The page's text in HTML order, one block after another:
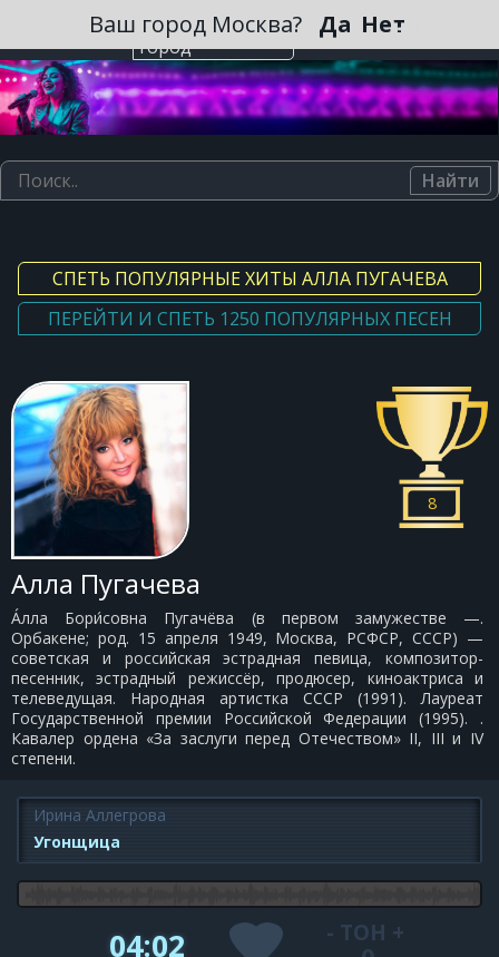
Выберите
город
Ваш город Москва? Да Нет
Найти
СПЕТЬ ПОПУЛЯРНЫЕ ХИТЫ АЛЛА ПУГАЧЕВА
ПЕРЕЙТИ И СПЕТЬ 1250 ПОПУЛЯРНЫХ ПЕСЕН
Алла Пугачева
А́лла Бори́совна Пугачёва (в первом замужестве —.
Орбакене; род. 15 апреля 1949, Москва, РСФСР, СССР) —
советская и российская эстрадная певица, композитор-
песенник, эстрадный режиссёр, продюсер, киноактриса и
телеведущая. Народная артистка СССР (1991). Лауреат
Государственной премии Российской Федерации (1995). .
Кавалер ордена «За заслуги перед Отечеством» II, III и IV
степени.
8
Ирина Аллегрова
Угонщица
04:02 - ТОН +